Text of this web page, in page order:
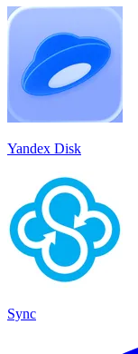
Yandex Disk
Sync